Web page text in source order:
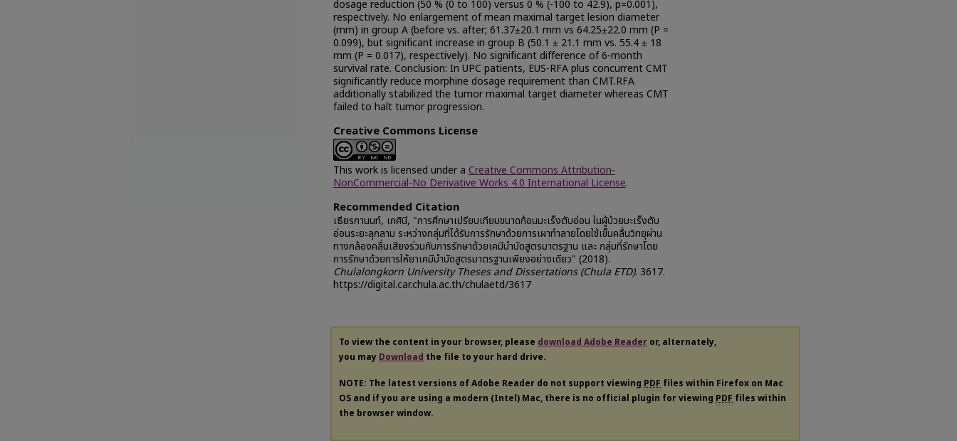
dosage reduction (50 % (0 to 100) versus 0 % (-100 to 42.9), p=0.001),
respectively. No enlargement of mean maximal target lesion diameter
(mm) in group A (before vs. after; 61.37±20.1 mm vs 64.25±22.0 mm (P =
0.099), but significant increase in group B (50.1 ± 21.1 mm vs. 55.4 ± 18
mm (P = 0.017), respectively). No significant difference of 6-month
survival rate. Conclusion: In UPC patients, EUS-RFA plus concurrent CMT
significantly reduce morphine dosage requirement than CMT.RFA
additionally stabilized the tumor maximal target diameter whereas CMT
failed to halt tumor progression.
Creative Commons License
This work is licensed under a Creative Commons Attribution-
NonCommercial-No Derivative Works 4.0 International License.
Recommended Citation
เธียรกานนท์, เกศินี, "การศึกษาเปรียบเทียบขนาดก้อนมะเร็งตับอ่อน ในผู้ป่วยมะเร็งตับ
อ่อนระยะลุกลาม ระหว่างกลุ่มที่ได้รับการรักษาด้วยการเผาทำลายโดยใช้เข็มคลื่นวิทยุผ่าน
ทางกล้องคลื่นเสียงร่วมกับการรักษาด้วยเคมีบำบัดสูตรมาตรฐาน และ กลุ่มที่รักษาโดย
การรักษาด้วยการให้ยาเคมีบำบัดสูตรมาตรฐานเพียงอย่างเดียว" (2018).
Chulalongkorn University Theses and Dissertations (Chula ETD). 3617.
https://digital.car.chula.ac.th/chulaetd/3617
To view the content in your browser, please download Adobe Reader or, alternately,
you may Download the file to your hard drive.
NOTE: The latest versions of Adobe Reader do not support viewing PDF files within Firefox on Mac
OS and if you are using a modern (Intel) Mac, there is no official plugin for viewing PDF files within
the browser window.